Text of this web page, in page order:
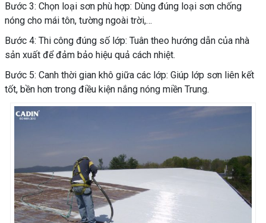
Bước 3: Chọn loại sơn phù hợp: Dùng đúng loại sơn chống
nóng cho mái tôn, tường ngoài trời,…
Bước 4: Thi công đúng số lớp: Tuân theo hướng dẫn của nhà
sản xuất để đảm bảo hiệu quả cách nhiệt.
Bước 5: Canh thời gian khô giữa các lớp: Giúp lớp sơn liên kết
tốt, bền hơn trong điều kiện nắng nóng miền Trung.